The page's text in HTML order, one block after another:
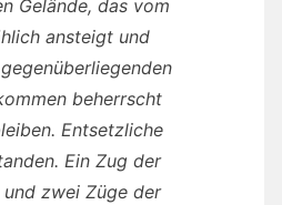
Gelände, das vom
ansteigt und
beherrscht
Entsetzliche
Ein Zug der
und zwei Züge der